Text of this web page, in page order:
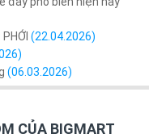
(22.04.2026)
(06.03.2026)
CỦA BIGMART